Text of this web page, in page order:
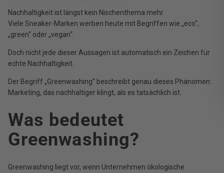
Nachhaltigkeit ist längst kein Nischenthema mehr.
Viele Sneaker-Marken werben heute mit Begriffen wie „eco“,
„green“ oder „vegan“.
Doch nicht jede dieser Aussagen ist automatisch ein Zeichen für
echte Nachhaltigkeit.
Der Begriff „Greenwashing“ beschreibt genau dieses Phänomen:
Marketing, das nachhaltiger klingt, als es tatsächlich ist.
Was bedeutet
Greenwashing?
Greenwashing liegt vor, wenn Unternehmen ökologische